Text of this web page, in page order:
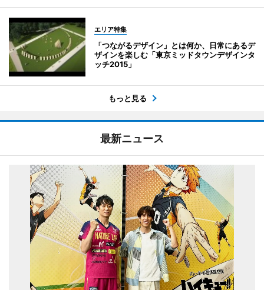
エリア特集
「つながるデザイン」とは何か、日常にあるデ
ザインを楽しむ「東京ミッドタウンデザインタ
ッチ2015」
もっと見る
最新ニュース